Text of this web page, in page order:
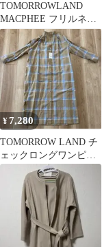
TOMORROWLAND
MACPHEE フリルネッ
クノースリーブブラウ
ス
¥7,280
TOMORROW LAND チ
ェックロングワンピー
ス 薄手